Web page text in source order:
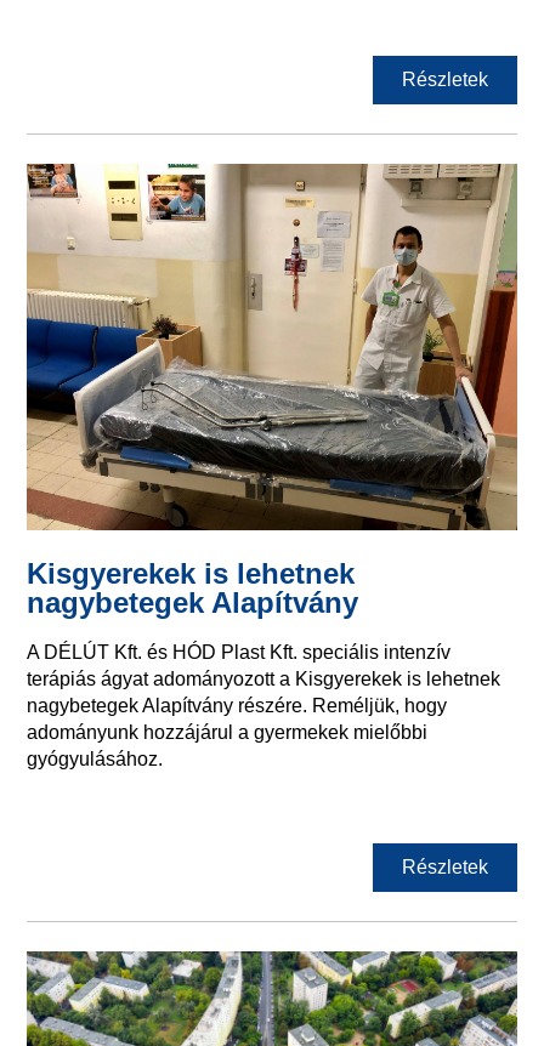
Részletek
Kisgyerekek is lehetnek
nagybetegek Alapítvány
A DÉLÚT Kft. és HÓD Plast Kft. speciális intenzív
terápiás ágyat adományozott a Kisgyerekek is lehetnek
nagybetegek Alapítvány részére. Reméljük, hogy
adományunk hozzájárul a gyermekek mielőbbi
gyógyulásához.
Részletek